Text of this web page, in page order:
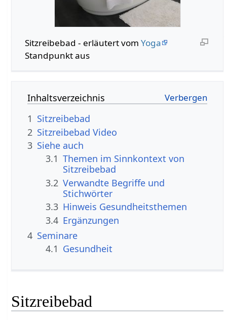
Sitzreibebad - erläutert vom Yoga
Standpunkt aus
Inhaltsverzeichnis
1 Sitzreibebad
2 Sitzreibebad Video
3 Siehe auch
3.1 Themen im Sinnkontext von
Sitzreibebad
3.2 Verwandte Begriffe und
Stichwörter
3.3 Hinweis Gesundheitsthemen
3.4 Ergänzungen
4 Seminare
4.1 Gesundheit
Sitzreibebad